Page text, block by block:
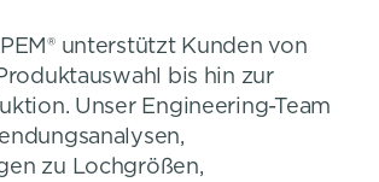
unterstützt Kunden von
bis hin zur
Unser Engineering-Team
zu Lochgrößen,